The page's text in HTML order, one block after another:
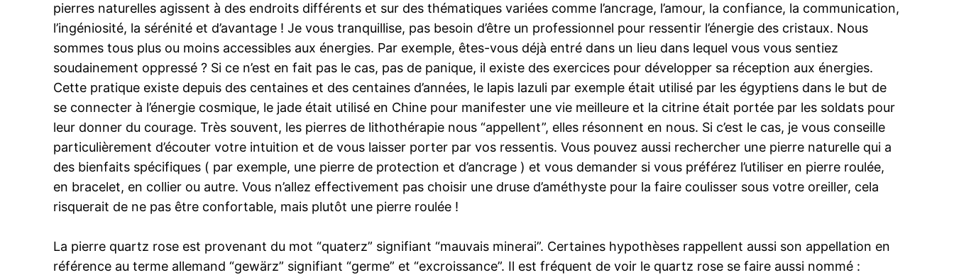
pierres naturelles agissent à des endroits différents et sur des thématiques variées comme l’ancrage, l’amour, la confiance, la communication,
l’ingéniosité, la sérénité et d’avantage ! Je vous tranquillise, pas besoin d’être un professionnel pour ressentir l’énergie des cristaux. Nous
sommes tous plus ou moins accessibles aux énergies. Par exemple, êtes-vous déjà entré dans un lieu dans lequel vous vous sentiez
soudainement oppressé ? Si ce n’est en fait pas le cas, pas de panique, il existe des exercices pour développer sa réception aux énergies.
Cette pratique existe depuis des centaines et des centaines d’années, le lapis lazuli par exemple était utilisé par les égyptiens dans le but de
se connecter à l’énergie cosmique, le jade était utilisé en Chine pour manifester une vie meilleure et la citrine était portée par les soldats pour
leur donner du courage. Très souvent, les pierres de lithothérapie nous “appellent”, elles résonnent en nous. Si c’est le cas, je vous conseille
particulièrement d’écouter votre intuition et de vous laisser porter par vos ressentis. Vous pouvez aussi rechercher une pierre naturelle qui a
des bienfaits spécifiques ( par exemple, une pierre de protection et d’ancrage ) et vous demander si vous préférez l’utiliser en pierre roulée,
en bracelet, en collier ou autre. Vous n’allez effectivement pas choisir une druse d’améthyste pour la faire coulisser sous votre oreiller, cela
risquerait de ne pas être confortable, mais plutôt une pierre roulée !
La pierre quartz rose est provenant du mot “quaterz” signifiant “mauvais minerai”. Certaines hypothèses rappellent aussi son appellation en
référence au terme allemand “gewärz” signifiant “germe” et “excroissance”. Il est fréquent de voir le quartz rose se faire aussi nommé :